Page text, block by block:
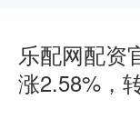
乐配网配资
涨2.58%，